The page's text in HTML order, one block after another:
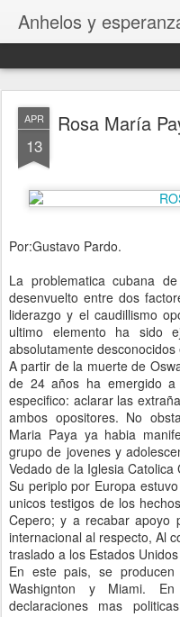
Anhelos y
APR
13
Rosa María
Por:Gustavo Pardo.
La problematica cubana
desenvuelto entre dos
liderazgo y el caudillismo
ultimo elemento ha sido
absolutamente
A partir de la muerte de
de 24 años ha emergido
especifico: aclarar las
ambos opositores. No
Maria Paya ya habia
grupo de jovenes y
Vedado de la Iglesia Catolica
Su periplo por Europa
unicos testigos de los
Cepero; y a recabar apoyo
internacional al respecto, Al
traslado a los Estados
En este pais, se
Washignton y Miami.
declaraciones mas